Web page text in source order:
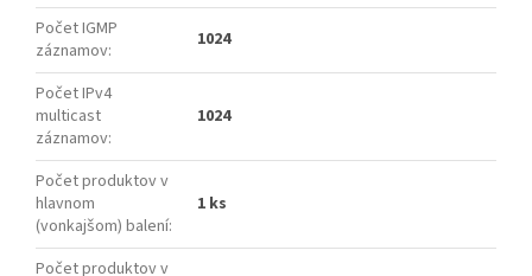
Počet IGMP
záznamov: 1024
Počet IPv4
multicast
záznamov:
1024
Počet produktov v
hlavnom
(vonkajšom) balení:
1 ks
Počet produktov v